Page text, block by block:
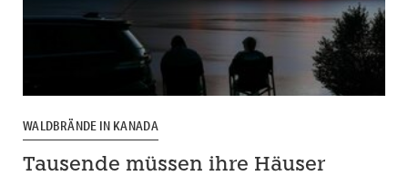
WALDBRÄNDE IN KANADA
Tausende müssen ihre Häuser